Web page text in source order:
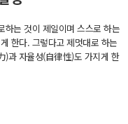
는 것이 제일이며 스스로 하는
한다. 그렇다고 제멋대로 하는
)과 자율성(自律性)도 가지게 한